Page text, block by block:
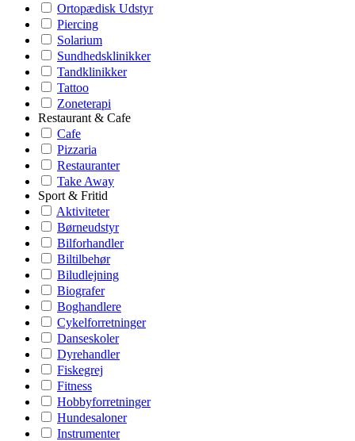
Ortopædisk Udstyr
Piercing
Solarium
Sundhedsklinikker
Tandklinikker
Tattoo
Zoneterapi
Restaurant & Cafe
Cafe
Pizzaria
Restauranter
Take Away
Sport & Fritid
Aktiviteter
Børneudstyr
Bilforhandler
Biltilbehør
Biludlejning
Biografer
Boghandlere
Cykelforretninger
Danseskoler
Dyrehandler
Fiskegrej
Fitness
Hobbyforretninger
Hundesaloner
Instrumenter